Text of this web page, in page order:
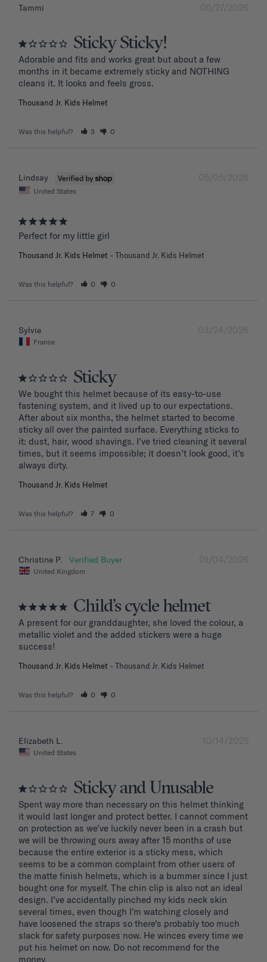
05/27/2026
Tammi
Sticky Sticky!
Adorable and fits and works great but about a few
months in it became extremely sticky and NOTHING
Thousand Jr. Kids Helmet
Was this helpful? 3 0
05/05/2026
Lindsay
United States
Perfect for my little girl
Thousand Jr. Kids Helmet Thousand Jr. Kids Helmet
Was this helpful? 0 0
03/24/2026
Sylvie
France
Sticky
We bought this helmet because of its easy-to-use
fastening system, and it lived up to our expectations.
After about six months, the helmet started to become
sticky all over the painted surface. Everything sticks to
it: dust, hair, wood shavings. I’ve tried cleaning it several
times, but it seems impossible; it doesn’t look good, it’s
Thousand Jr. Kids Helmet
Was this helpful? 7 0
01/04/2026
Christine P.
United Kingdom
Child’s cycle helmet
A present for our granddaughter, she loved the colour, a
metallic violet and the added stickers were a huge
success!
Thousand Jr. Kids Helmet Thousand Jr. Kids Helmet
Was this helpful? 0 0
10/14/2025
Elizabeth L.
United States
Sticky and Unusable
Spent way more than necessary on this helmet thinking
it would last longer and protect better. I cannot comment
on protection as we’ve luckily never been in a crash but
we will be throwing ours away after 15 months of use
because the entire exterior is a sticky mess, which
seems to be a common complaint from other users of
the matte finish helmets, which is a bummer since I just
bought one for myself. The chin clip is also not an ideal
design. I’ve accidentally pinched my kids neck skin
several times, even though I’m watching closely and
have loosened the straps so there’s probably too much
slack for safety purposes now. He winces every time we
put his helmet on now. Do not recommend for the